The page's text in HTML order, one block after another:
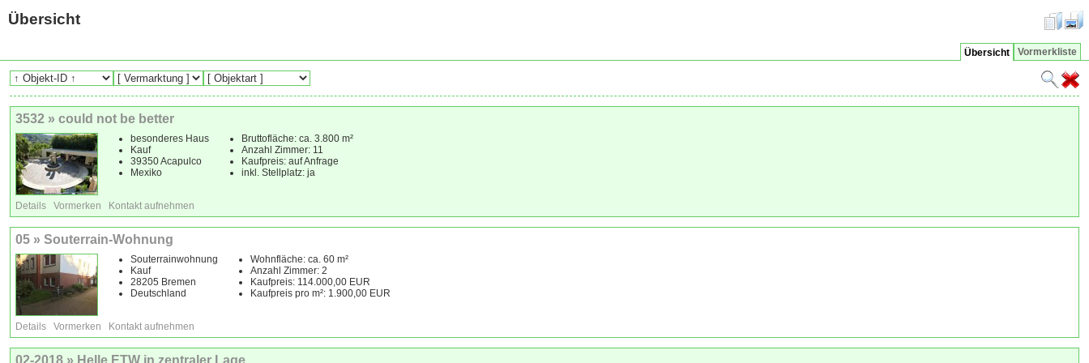
Übersicht
Vormerkliste
Übersicht
3532 » could not be better
besonderes Haus
Kauf
39350 Acapulco
Mexiko
Bruttofläche: ca. 3.800 m²
Anzahl Zimmer: 11
Kaufpreis: auf Anfrage
inkl. Stellplatz: ja
Details Vormerken Kontakt aufnehmen
05 » Souterrain-Wohnung
Souterrainwohnung
Kauf
28205 Bremen
Deutschland
Wohnfläche: ca. 60 m²
Anzahl Zimmer: 2
Kaufpreis: 114.000,00 EUR
Kaufpreis pro m²: 1.900,00 EUR
Details Vormerken Kontakt aufnehmen
02-2018 » Helle ETW in zentraler Lage